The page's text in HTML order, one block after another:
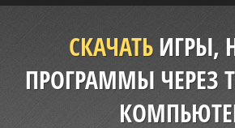
СКАЧАТЬИГРЫ,
ПРОГРАММЫ ЧЕРЕЗ